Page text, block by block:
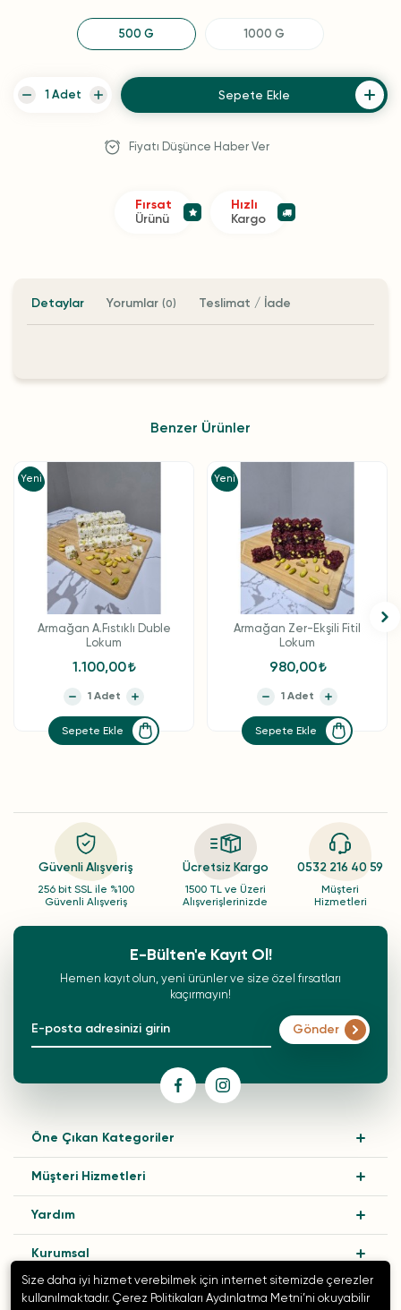
500 G 1000 G
Sepete Ekle
Fiyatı Düşünce Haber Ver
Fırsat
Ürünü
Hızlı
Kargo
Detaylar Yorumlar (0) Teslimat / İade
Benzer Ürünler
Yeni
Armağan A.Fıstıklı Duble
Lokum
1.100,00
Sepete Ekle
Yeni
Armağan Zer-Ekşili Fitil
Lokum
980,00
Sepete Ekle
Güvenli Alışveriş
256 bit SSL ile %100
Güvenli Alışveriş
Ücretsiz Kargo
1500 TL ve Üzeri
Alışverişlerinizde
0532 216 40 59
Müşteri
Hizmetleri
E-Bülten'e Kayıt Ol!
Hemen kayıt olun, yeni ürünler ve size özel fırsatları
kaçırmayın!
Gönder
Öne Çıkan Kategoriler
Müşteri Hizmetleri
Yardım
Kurumsal
Size daha iyi hizmet verebilmek için internet sitemizde çerezler
kullanılmaktadır. Çerez Politikaları Aydınlatma Metni’ni okuyabilir